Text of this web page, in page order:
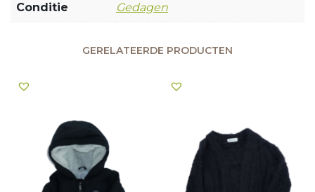
Conditie Gedagen
GERELATEERDE PRODUCTEN